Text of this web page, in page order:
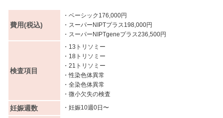
費用(税込)
・ベーシック176,000円
・スーパーNIPTプラス198,000円
・スーパーNIPTgeneプラス236,500円
検査項目
・13トリソミー
・18トリソミー
・21トリソミー
・性染色体異常
・全染色体異常
・微小欠失の検査
妊娠週数 ・妊娠10週0日〜